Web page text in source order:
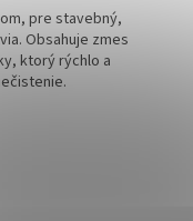
pre stavebný,
Obsahuje zmes
ktorý rýchlo a